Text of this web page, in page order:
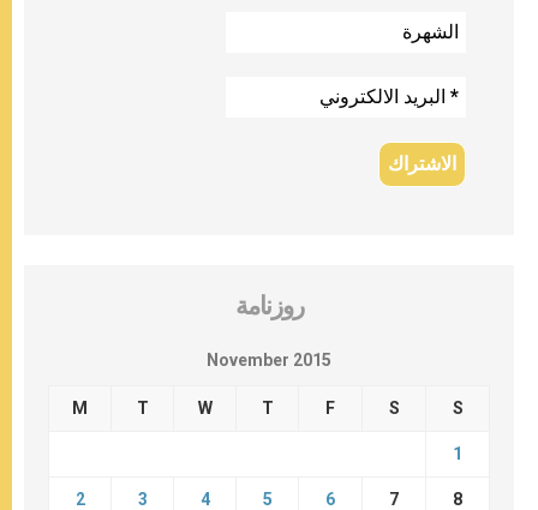
روزنامة
November 2015
M T W T F S S
1
2 3 4 5 6 7 8